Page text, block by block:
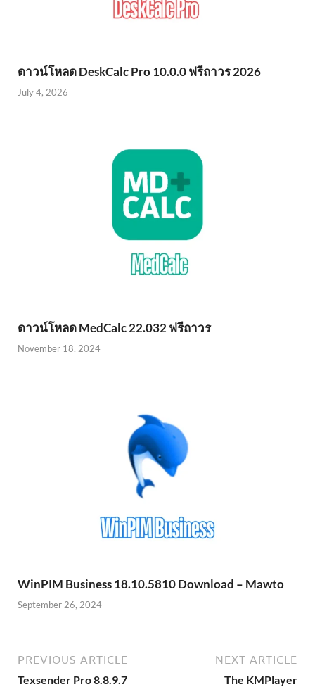
ดาวน์โหลด DeskCalc Pro 10.0.0 ฟรีถาวร 2026
July 4, 2026
ดาวน์โหลด MedCalc 22.032 ฟรีถาวร
November 18, 2024
WinPIM Business 18.10.5810 Download – Mawto
September 26, 2024
PREVIOUS ARTICLE
Texsender Pro 8.8.9.7
NEXT ARTICLE
The KMPlayer